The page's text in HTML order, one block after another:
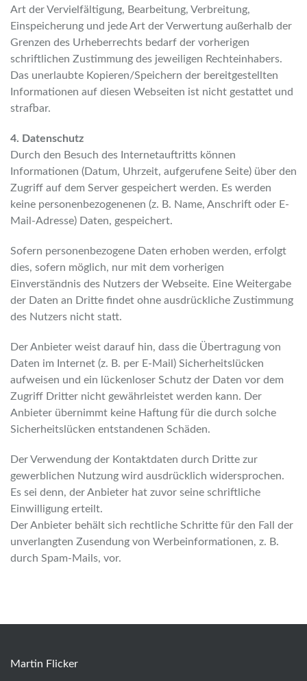
Art der Vervielfältigung, Bearbeitung, Verbreitung,
Einspeicherung und jede Art der Verwertung außerhalb der
Grenzen des Urheberrechts bedarf der vorherigen
schriftlichen Zustimmung des jeweiligen Rechteinhabers.
Das unerlaubte Kopieren/Speichern der bereitgestellten
Informationen auf diesen Webseiten ist nicht gestattet und
strafbar.
4. Datenschutz
Durch den Besuch des Internetauftritts können
Informationen (Datum, Uhrzeit, aufgerufene Seite) über den
Zugriff auf dem Server gespeichert werden. Es werden
keine personenbezogenenen (z. B. Name, Anschrift oder E-
Mail-Adresse) Daten, gespeichert.
Sofern personenbezogene Daten erhoben werden, erfolgt
dies, sofern möglich, nur mit dem vorherigen
Einverständnis des Nutzers der Webseite. Eine Weitergabe
der Daten an Dritte findet ohne ausdrückliche Zustimmung
des Nutzers nicht statt.
Der Anbieter weist darauf hin, dass die Übertragung von
Daten im Internet (z. B. per E-Mail) Sicherheitslücken
aufweisen und ein lückenloser Schutz der Daten vor dem
Zugriff Dritter nicht gewährleistet werden kann. Der
Anbieter übernimmt keine Haftung für die durch solche
Sicherheitslücken entstandenen Schäden.
Der Verwendung der Kontaktdaten durch Dritte zur
gewerblichen Nutzung wird ausdrücklich widersprochen.
Es sei denn, der Anbieter hat zuvor seine schriftliche
Einwilligung erteilt.
Der Anbieter behält sich rechtliche Schritte für den Fall der
unverlangten Zusendung von Werbeinformationen, z. B.
durch Spam-Mails, vor.
Martin Flicker